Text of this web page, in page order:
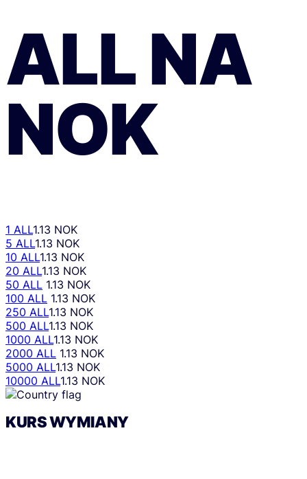
ALLNA
NOK
1 ALL1.13 NOK
5 ALL1.13 NOK
10 ALL1.13 NOK
20 ALL1.13 NOK
50 ALL 1.13 NOK
100 ALL 1.13 NOK
250 ALL1.13 NOK
500 ALL1.13 NOK
1000 ALL1.13 NOK
2000 ALL 1.13 NOK
5000 ALL1.13 NOK
10000 ALL1.13 NOK
KURS WYMIANY